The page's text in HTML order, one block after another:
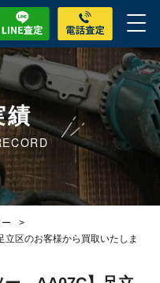
績
>
区のお客様から買取いたしま